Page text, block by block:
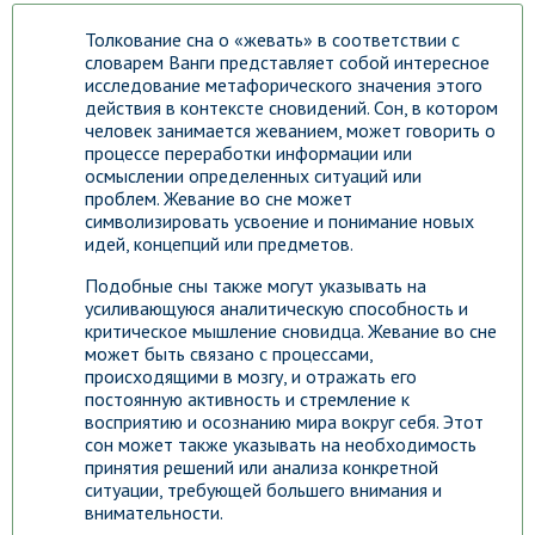
Толкование сна о «жевать» в соответствии с
словарем Ванги представляет собой интересное
исследование метафорического значения этого
действия в контексте сновидений. Сон, в котором
человек занимается жеванием, может говорить о
процессе переработки информации или
осмыслении определенных ситуаций или
проблем. Жевание во сне может
символизировать усвоение и понимание новых
идей, концепций или предметов.
Подобные сны также могут указывать на
усиливающуюся аналитическую способность и
критическое мышление сновидца. Жевание во сне
может быть связано с процессами,
происходящими в мозгу, и отражать его
постоянную активность и стремление к
восприятию и осознанию мира вокруг себя. Этот
сон может также указывать на необходимость
принятия решений или анализа конкретной
ситуации, требующей большего внимания и
внимательности.